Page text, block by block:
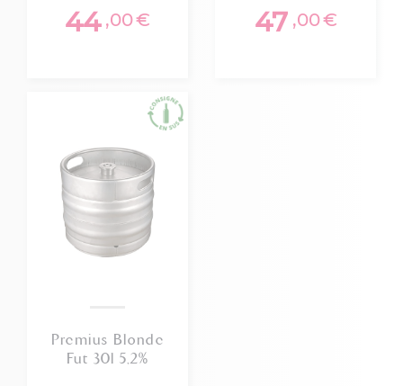
44 ,00€ 47 ,00€
Premius Blonde
Fut 30l 5,2%